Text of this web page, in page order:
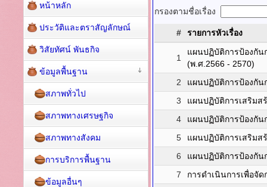
กรองตามชื่อเรื่อง
# รายการหัวเรื่อง
1
แผนปฏิบัติการป้องกัน
(พ.ศ.2566 - 2570)
2
แผนปฏิบัติการป้องกัน
3
แผนปฏิบัติการเสริมส
4
แผนปฏิบัติการป้องกัน
5
แผนปฏิบัติการเสริมส
6
แผนปฏิบัติการป้องกัน
7
การดำเนินการเพื่อจั
หน้าหลัก
ประวัติและตราสัญลักษณ์
วิสัยทัศน์ พันธกิจ
ข้อมูลพื้นฐาน
สภาพทั่วไป
สภาพทางเศรษฐกิจ
สภาพทางสังคม
การบริการพื้นฐาน
ข้อมูลอื่นๆ